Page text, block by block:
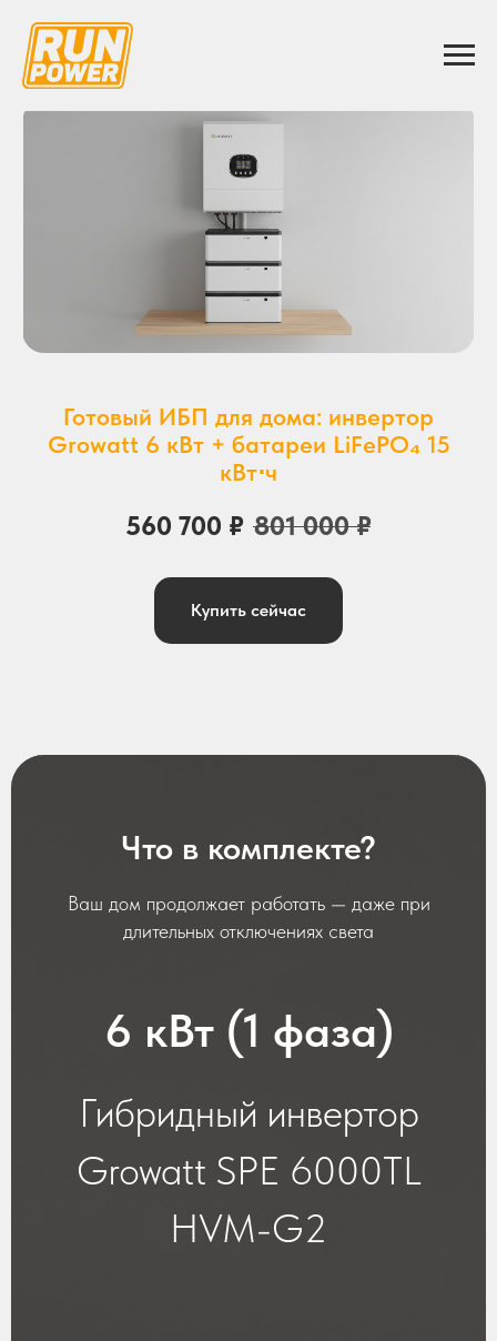
Готовый ИБП для дома: инвертор
Growatt 6 кВт + батареи LiFePO₄ 15
кВт⋅ч
560 700 ₽ 801 000 ₽
Купить сейчас
Что в комплекте?
Ваш дом продолжает работать — даже при
длительных отключениях света
6 кВт (1 фаза)
Гибридный инвертор
Growatt SPE 6000TL
HVM-G2